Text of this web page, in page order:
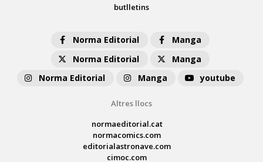
butlletins
Norma Editorial
Manga
Norma Editorial
Manga
Norma Editorial
Manga youtube
Altres llocs
normaeditorial.cat
normacomics.com
editorialastronave.com
cimoc.com